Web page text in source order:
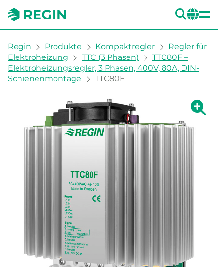
You are here:
Regin Produkte Kompaktregler
Regler für
Elektroheizung
TTC (3 Phasen)
TTC80F –
Elektroheizungsregler, 3 Phasen, 400V, 80A, DIN-
Schienenmontage
TTC80F
Zeige